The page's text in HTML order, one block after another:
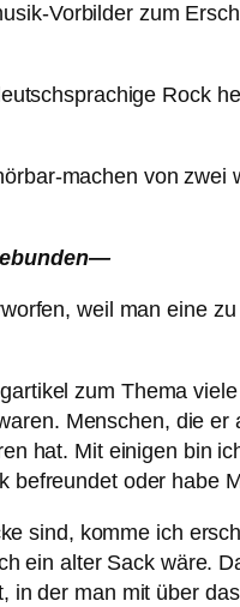
Vorbilder zum
Rock
machen von zwei
weil man eine
zum Thema
Menschen, die
hat. Mit einigen bin
oder habe
sind, komme ich
ein alter Sack wäre.
der man mit über